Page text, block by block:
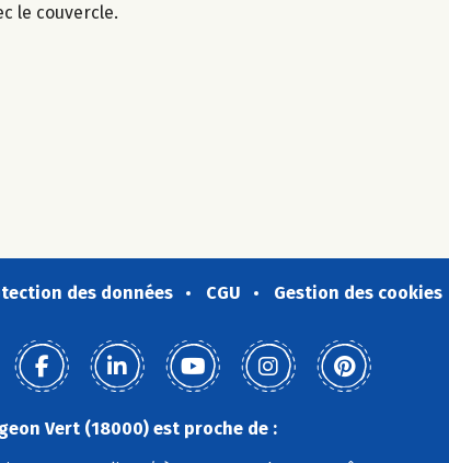
le couvercle.
des données CGU Gestion des cookies
Vert (18000) est proche de :